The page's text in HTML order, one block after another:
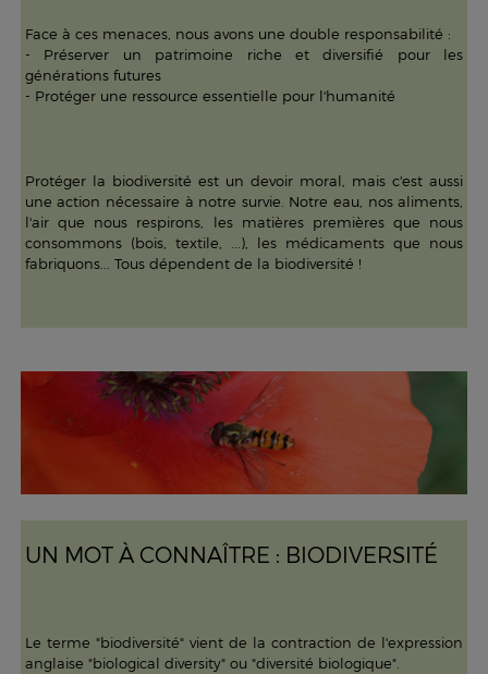
Face à ces menaces, nous avons une double responsabilité :
- Préserver un patrimoine riche et diversifié pour les
générations futures
- Protéger une ressource essentielle pour l'humanité
Protéger la biodiversité est un devoir moral, mais c'est aussi
une action nécessaire à notre survie. Notre eau, nos aliments,
l'air que nous respirons, les matières premières que nous
consommons (bois, textile, ...), les médicaments que nous
fabriquons... Tous dépendent de la biodiversité !
UN MOT À CONNAÎTRE : BIODIVERSITÉ
Le terme "biodiversité" vient de la contraction de l'expression
anglaise "biological diversity" ou "diversité biologique".